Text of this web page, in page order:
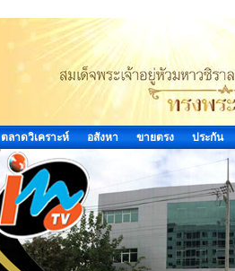
ตลาดวิเคราะห์ อสังหา ขายตรง ประกัน